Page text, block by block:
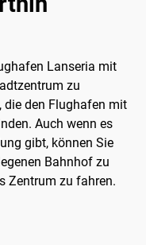
Lanseria mit
zu
die den Flughafen mit
Auch wenn es
gibt, können Sie
Bahnhof zu
Zentrum zu fahren.